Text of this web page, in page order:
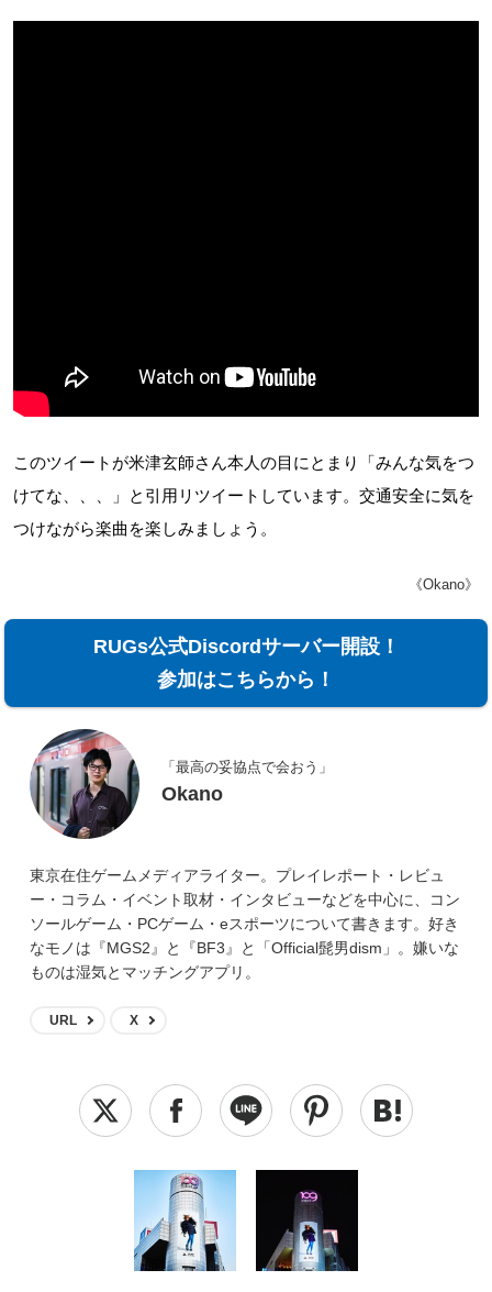
このツイートが米津玄師さん本人の目にとまり「みんな気をつ
けてな、、、」と引用リツイートしています。交通安全に気を
つけながら楽曲を楽しみましょう。
《Okano》
RUGs公式Discordサーバー開設！
参加はこちらから！
「最高の妥協点で会おう」
Okano
東京在住ゲームメディアライター。プレイレポート・レビュ
ー・コラム・イベント取材・インタビューなどを中心に、コン
ソールゲーム・PCゲーム・eスポーツについて書きます。好き
なモノは『MGS2』と『BF3』と「Official髭男dism」。嫌いな
ものは湿気とマッチングアプリ。
URL X